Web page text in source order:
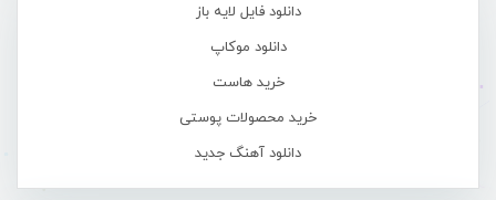
دانلود فایل لایه باز
دانلود موکاپ
خرید هاست
خرید محصولات پوستی
دانلود آهنگ جدید